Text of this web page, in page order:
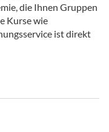
die Ihnen Gruppen
Kurse wie
ist direkt